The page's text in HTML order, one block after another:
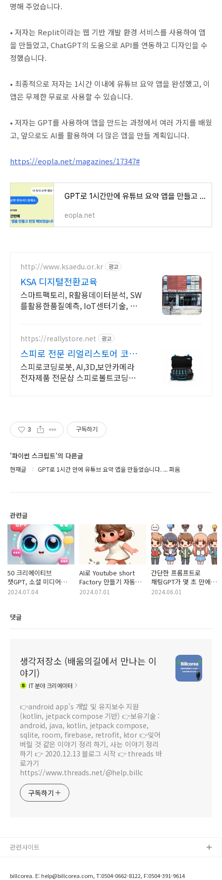
명해 주었습니다.
• 저자는 Replit이라는 웹 기반 개발 환경 서비스를 사용하여 앱
을 만들었고, ChatGPT의 도움으로 API를 연동하고 디자인을 수
정했습니다.
• 최종적으로 저자는 1시간 이내에 유튜브 요약 앱을 완성했고, 이
앱은 무제한 무료로 사용할 수 있습니다.
• 저자는 GPT를 사용하여 앱을 만드는 과정에서 여러 가지를 배웠
고, 앞으로도 AI를 활용하여 더 많은 앱을 만들 계획입니다.
https://eopla.net/magazines/17347#
GPT로 1시간만에 유튜브 요약 앱을 만들고 런칭 해보았습니다.
eopla.net
http://www.ksaedu.or.kr 광고
KSA 디지털전환교육
스마트팩토리, R활용데이터분석, SW
를활용한품질예측, IoT센터기술, 파
https://reallystore.net 광고
스피로 전문 리얼리스토어 코딩
교육을 쉽고 재밌게
스피로코딩로봇, AI,3D,보안카메라
전자제품 전문샵 스피로볼트코딩로
3 구독하기
'파이썬 스크립트'의 다른글
현재글 GPT로 1시간 만에 유튜브 요약 앱을 만들었습니다. ... 퍼옴
관련글
50 크리에이티브
챗GPT, 소셜 미디어
게임 고도화 프로모션 ...
2024.07.04
AI로 Youtube short
Factory 만들기 자동화
혁신과 탐구의 여정 ...
2024.07.01
간단한 프롬프트로
채팅GPT가 몇 초 만에
할 수 있는 50가지
2024.06.01
댓글
생각저장소 (배움의길에서 만나는 이
야기)
IT분야 크리에이터
👉android app's 개발 및 유지보수 지원
(kotlin, jetpack compose 기반) 👉보유기술 :
android, java, kotlin, jetpack compose,
sqlite, room, firebase, retrofit, ktor 👉잊어
버릴 것 같은 이야기 정리 하기, 사는 이야기 정리
하기 👉 2020.12.13 블로그 시작 👉 threads 바
로가기
https://www.threads.net/@help.billc
구독하기
billcorea. E: help@billcorea.com, T:0504-0662-8122, F:0504-391-9614
관련사이트